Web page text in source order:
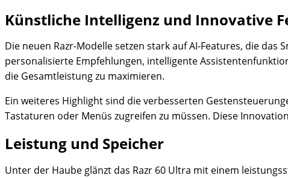
Künstliche Intelligenz und Innovative
Die neuen Razr-Modelle setzen stark auf AI-Features, die
personalisierte Empfehlungen, intelligente
die Gesamtleistung zu maximieren.
Ein weiteres Highlight sind die verbesserten
Tastaturen oder Menüs zugreifen zu müssen. Diese
Leistung und Speicher
Unter der Haube glänzt das Razr 60 Ultra mit einem